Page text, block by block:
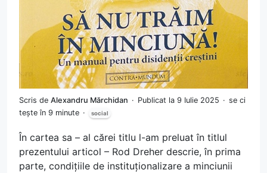
Scris de Alexandru Mărchidan Publicat la 9 Iulie 2025
se ci
tește în 9 minute
social
În cartea sa – al cărei titlu l-am preluat în titlul
prezentului articol – Rod Dreher descrie, în prima
parte, condițiile de instituționalizare a minciunii